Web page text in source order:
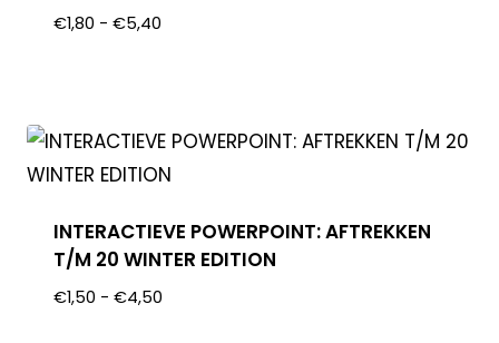
€1,80 - €5,40
INTERACTIEVE POWERPOINT: AFTREKKEN
T/M 20 WINTER EDITION
€1,50 - €4,50